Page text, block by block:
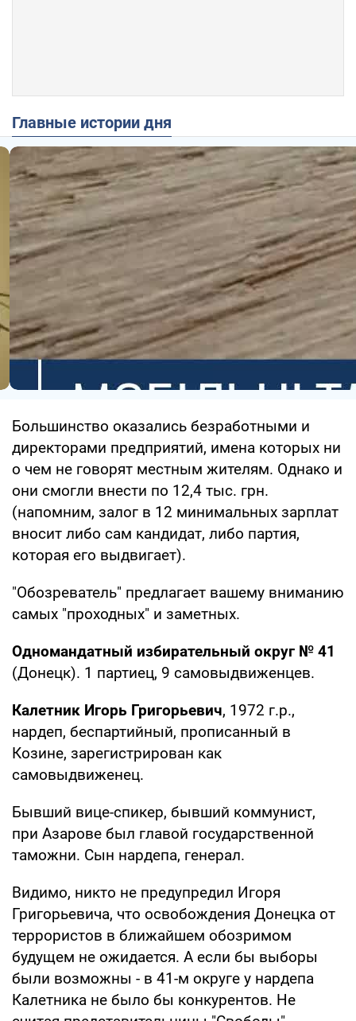
Главные истории дня
Большинство оказались безработными и
директорами предприятий, имена которых ни
о чем не говорят местным жителям. Однако и
они смогли внести по 12,4 тыс. грн.
(напомним, залог в 12 минимальных зарплат
вносит либо сам кандидат, либо партия,
которая его выдвигает).
"Обозреватель" предлагает вашему вниманию
самых "проходных" и заметных.
Одномандатный избирательный округ № 41
(Донецк). 1 партиец, 9 самовыдвиженцев.
Калетник Игорь Григорьевич, 1972 г.р.,
нардеп, беспартийный, прописанный в
Козине, зарегистрирован как
самовыдвиженец.
Бывший вице-спикер, бывший коммунист,
при Азарове был главой государственной
таможни. Сын нардепа, генерал.
Видимо, никто не предупредил Игоря
Григорьевича, что освобождения Донецка от
террористов в ближайшем обозримом
будущем не ожидается. А если бы выборы
были возможны - в 41-м округе у нардепа
Калетника не было бы конкурентов. Не